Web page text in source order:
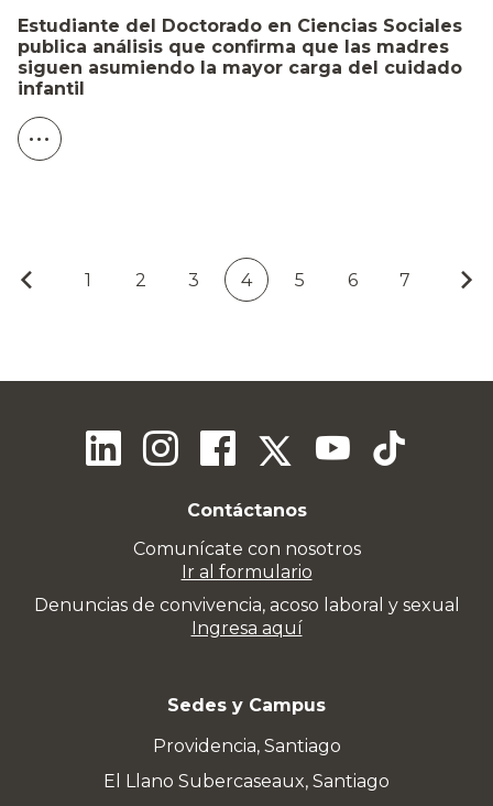
Estudiante del Doctorado en Ciencias Sociales
publica análisis que confirma que las madres
siguen asumiendo la mayor carga del cuidado
infantil
1 2 3 4 5 6 7
Contáctanos
Comunícate con nosotros
Ir al formulario
Denuncias de convivencia, acoso laboral y sexual
Ingresa aquí
Sedes y Campus
Providencia, Santiago
El Llano Subercaseaux, Santiago